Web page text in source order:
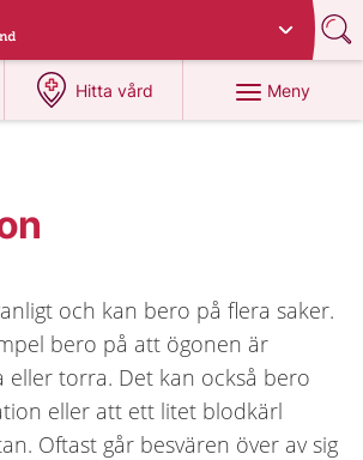
region
Hitta vård
på 1177.se
Meny
och kan bero på flera saker.
bero på att ögonen är
eller torra. Det kan också bero
eller att ett litet blodkärl
Oftast går besvären över av sig